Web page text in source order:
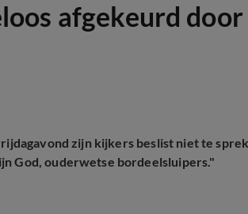
afgekeurd
zijn kijkers beslist niet te
God, ouderwetse bordeelsluipers."